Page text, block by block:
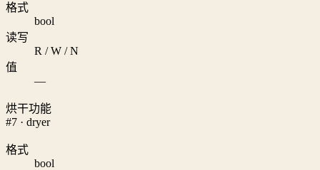
格式
bool
读写
R / W / N
值
—
烘干功能
#7 · dryer
格式
bool